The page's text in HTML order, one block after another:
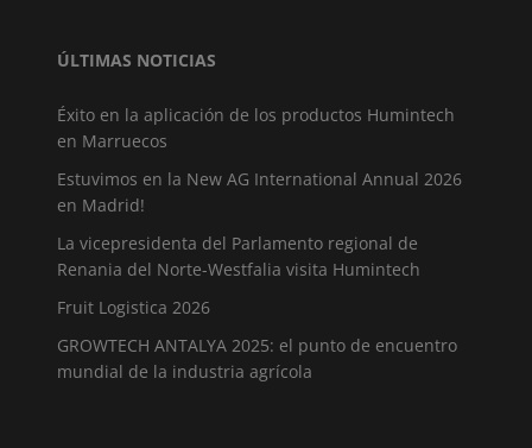
ÚLTIMAS NOTICIAS
Éxito en la aplicación de los productos Humintech
en Marruecos
Estuvimos en la New AG International Annual 2026
en Madrid!
La vicepresidenta del Parlamento regional de
Renania del Norte-Westfalia visita Humintech
Fruit Logistica 2026
GROWTECH ANTALYA 2025: el punto de encuentro
mundial de la industria agrícola